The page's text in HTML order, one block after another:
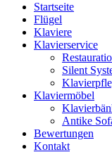
Startseite
Flügel
Klaviere
Klavierservice
Silent
Klaviermöbel
Antike
Bewertungen
Kontakt